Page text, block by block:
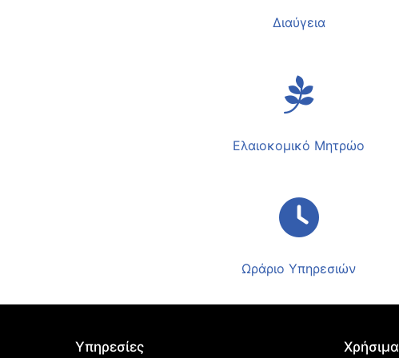
Διαύγεια
Ελαιοκομικό Μητρώο
Ωράριο Υπηρεσιών
Υπηρεσίες Χρήσιμα